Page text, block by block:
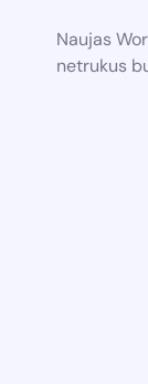
Naujas
netrukus